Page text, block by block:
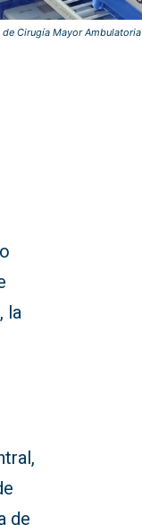
Cirugía Mayor Ambulatoria
la
de